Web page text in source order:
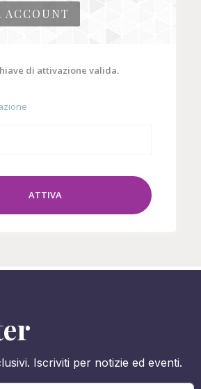
ACCOUNT
di attivazione valida.
ATTIVA
Iscriviti per notizie ed eventi.